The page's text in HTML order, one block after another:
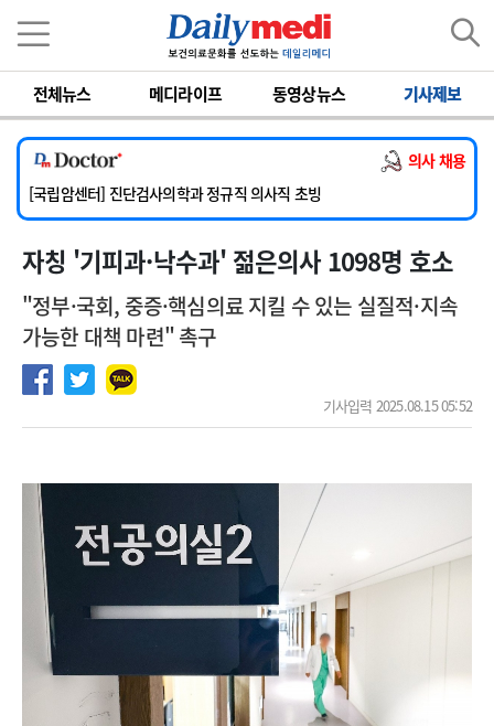
전체뉴스 메디라이프 동영상뉴스 기사제보
의사 채용
[서울아산병원] 2026년 하반기 인턴 모집
[명지병원] 하반기 전공의(인턴) 모집
[동국대학교 경주병원] 내과(소화기, 심장, 내분비), 소아청소년과, 외과, 심장혈관흉부외과, 이비인후과, 병리과 교원 초빙
[국립암센터] 진단검사의학과 정규직 의사직 초빙
[인제대학교해운대백병원] 치과 진료교수 모집 공고
[서울아산병원] 2026년 하반기 인턴 모집
자칭 '기피과·낙수과' 젊은의사 1098명 호소
"정부·국회, 중증·핵심의료 지킬 수 있는 실질적·지속
가능한 대책 마련" 촉구
기사입력 2025.08.15 05:52